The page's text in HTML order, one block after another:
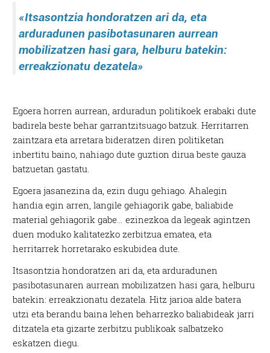
«Itsasontzia hondoratzen ari da, eta
arduradunen pasibotasunaren aurrean
mobilizatzen hasi gara, helburu batekin:
erreakzionatu dezatela»
Egoera horren aurrean, arduradun politikoek erabaki dute
badirela beste behar garrantzitsuago batzuk. Herritarren
zaintzara eta arretara bideratzen diren politiketan
inbertitu baino, nahiago dute guztion dirua beste gauza
batzuetan gastatu.
Egoera jasanezina da, ezin dugu gehiago. Ahalegin
handia egin arren, langile gehiagorik gabe, baliabide
material gehiagorik gabe… ezinezkoa da legeak agintzen
duen moduko kalitatezko zerbitzua ematea, eta
herritarrek horretarako eskubidea dute.
Itsasontzia hondoratzen ari da, eta arduradunen
pasibotasunaren aurrean mobilizatzen hasi gara, helburu
batekin: erreakzionatu dezatela. Hitz jarioa alde batera
utzi eta berandu baina lehen beharrezko baliabideak jarri
ditzatela eta gizarte zerbitzu publikoak salbatzeko
eskatzen diegu.